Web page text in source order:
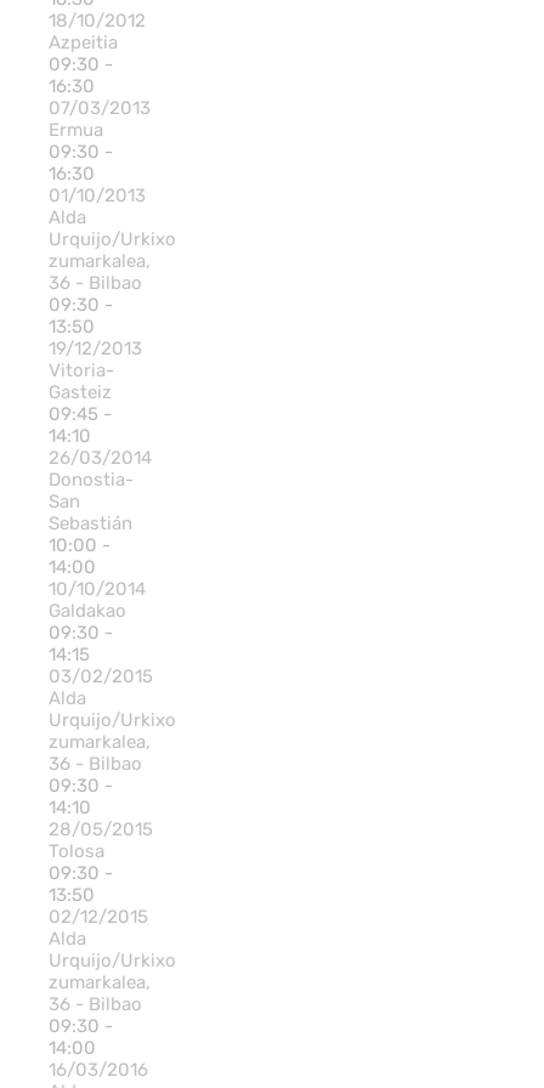
18/10/2012
Azpeitia
09:30 -
16:30
07/03/2013
Ermua
09:30 -
16:30
01/10/2013
Alda
Urquijo/Urkixo
zumarkalea,
36 - Bilbao
09:30 -
13:50
19/12/2013
Vitoria-
Gasteiz
09:45 -
14:10
26/03/2014
Donostia-
San
Sebastián
10:00 -
14:00
10/10/2014
Galdakao
09:30 -
14:15
03/02/2015
Alda
Urquijo/Urkixo
zumarkalea,
36 - Bilbao
09:30 -
14:10
28/05/2015
Tolosa
09:30 -
13:50
02/12/2015
Alda
Urquijo/Urkixo
zumarkalea,
36 - Bilbao
09:30 -
14:00
16/03/2016